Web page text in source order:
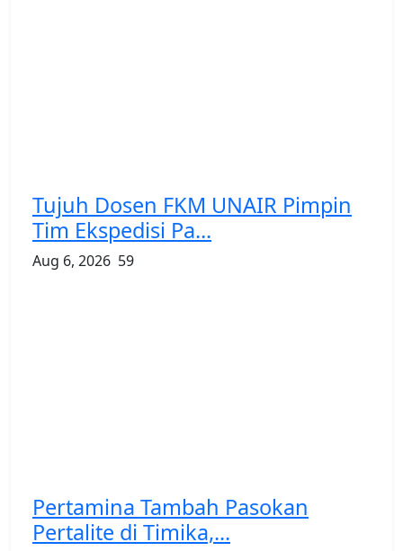
Tujuh Dosen FKM UNAIR Pimpin
Tim Ekspedisi Pa...
Aug 6, 2026 59
Pertamina Tambah Pasokan
Pertalite di Timika,...